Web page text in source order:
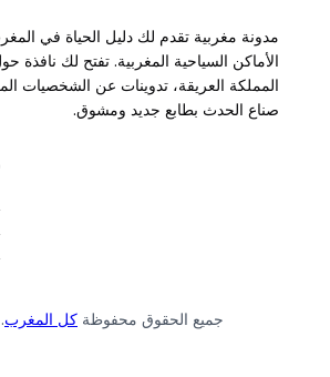
مدونة مغربية تقدم لك دليل الحياة في
الأماكن السياحية المغربية. تفتح لك
المملكة العريقة، تدوينات عن الشخصيات
صناع الحدث بطابع جديد ومشوق.
جميع الحقوق محفوظة كل المغرب